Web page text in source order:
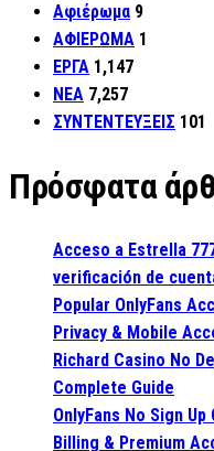
Αφιέρωμα 9
ΑΦΙΕΡΩΜΑ 1
ΕΡΓΑ 1,147
ΝΕΑ 7,257
ΣΥΝΤΕΝΤΕΥΞΕΙΣ 101
Πρόσφατα
Acceso a Estrella
verificación de
Popular OnlyFans
Privacy & Mobile
Richard Casino No
Complete Guide
OnlyFans No Sign
Billing & Premium